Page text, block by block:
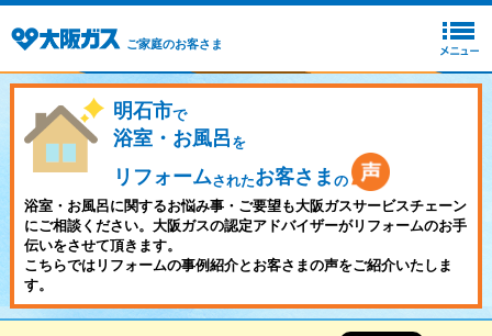
ご家庭のお客さま
明石市で
浴室・お風呂 を
リフォームされたお客さま の
浴室・お風呂に関するお悩み事・ご要望も大阪ガスサービスチェーン
にご相談ください。大阪ガスの認定アドバイザーがリフォームのお手
伝いをさせて頂きます。
こちらではリフォームの事例紹介とお客さまの声をご紹介いたしま
す。